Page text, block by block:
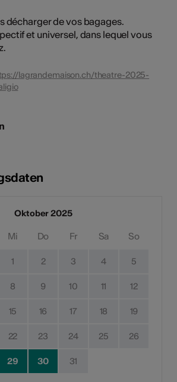
décharger de vos bagages.
et universel, dans lequel vous
lagrandemaison.ch/theatre-2025-
Oktober 2025
Mi Do Fr Sa So
1 2 3 4 5
8 9 10 11 12
15 16 17 18 19
22 23 24 25 26
29 30 31